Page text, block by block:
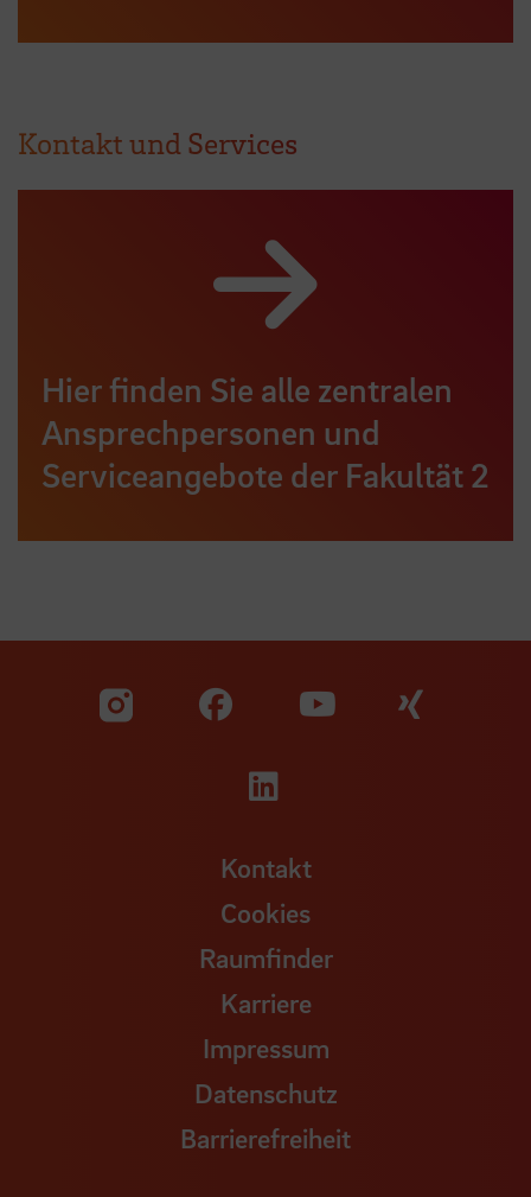
Kontakt und Services
Hier finden Sie alle zentralen
Ansprechpersonen und
Serviceangebote der Fakultät 2
Zu unserer Facebook
Zu
Zu unserer
Kontakt
Cookies
Raumfinder
Karriere
Impressum
Datenschutz
Barrierefreiheit